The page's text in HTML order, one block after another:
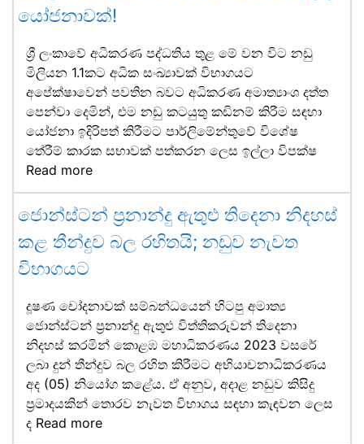
යෝජනාවක්!
ශ්‍රී ලංකාවේ අධිකරණ පද්ධතිය තුළ මේ වන විට නඩු
මිලියන 1.1කට අධික සංඛ්‍යාවක් විභාගයට
අපේක්ෂාවෙන් පවතින බවට අධිකරණ අමාත්‍යාංශ දත්ත
පෙන්වා දෙමින්, එම නඩු කටයුතු කඩිනම් කිරීම සඳහා
යෝජනා ඉදිරිපත් කිරීමට පාර්ලිමේන්තුවේ විශේෂ
තේරීම් කාරක සභාවක් පත්කරන ලෙස ඉල්ලා විපක්ෂ
Read more
ජොන්ස්ටන් ප්‍රනාන්දු ඇතුළු තිදෙනා නිදහස්
කළ තීන්දුව බල රහිතයි; නඩුව නැවත
විභාගයට
දූෂණ චෝදනාවක් සම්බන්ධයෙන් හිටපු අමාත්‍ය
ජොන්ස්ටන් ප්‍රනාන්දු ඇතුළු විත්තිකරුවන් තිදෙනා
නිදහස් කරමින් කොළඹ මහාධිකරණය 2023 වසරේ
ලබා දුන් තීන්දුව බල රහිත කිරීමට අභියාචනාධිකරණය
අද (05) නියෝග කළේය. ඒ අනුව, අදාළ නඩුව කිසිදු
ප්‍රමාදයකින් තොරව නැවත විභාගය සඳහා කැඳවන ලෙස
ද Read more